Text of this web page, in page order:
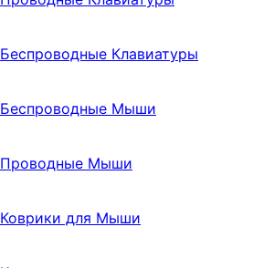
Беспроводные Клавиатуры
Беспроводные Мыши
Проводные Мыши
Коврики для Мыши